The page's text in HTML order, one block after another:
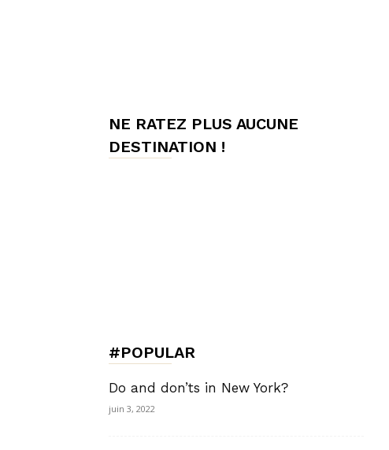
NE RATEZ PLUS AUCUNE
DESTINATION !
#POPULAR
Do and don’ts in New York?
juin 3, 2022